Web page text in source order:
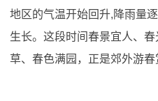
地区的气温开始回升,降雨量
生长。这段时间春景宜人、
草、春色满园，正是郊外游春